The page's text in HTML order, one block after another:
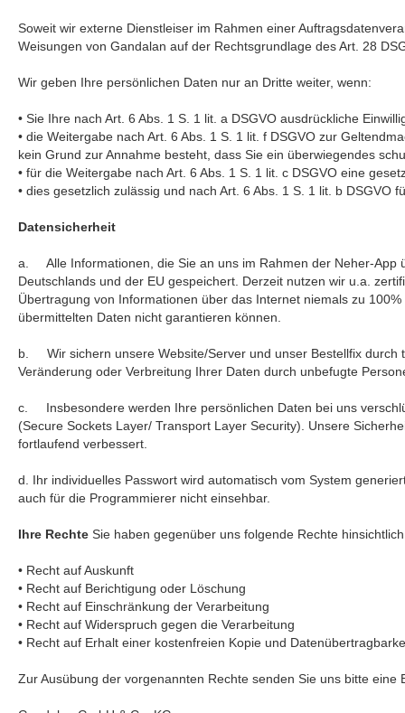
Soweit wir externe Dienstleiser im Rahmen einer
Weisungen von Gandalan auf der Rechtsgrundlage des Art. 28
Wir geben Ihre persönlichen Daten nur an Dritte weiter, wenn:
• Sie Ihre nach Art. 6 Abs. 1 S. 1 lit. a DSGVO ausdrückliche
• die Weitergabe nach Art. 6 Abs. 1 S. 1 lit. f DSGVO zur
kein Grund zur Annahme besteht, dass Sie ein überwiegendes
• für die Weitergabe nach Art. 6 Abs. 1 S. 1 lit. c DSGVO eine
• dies gesetzlich zulässig und nach Art. 6 Abs. 1 S. 1 lit. b
Datensicherheit
a. Alle Informationen, die Sie an uns im Rahmen der Neher-App
Deutschlands und der EU gespeichert. Derzeit nutzen wir u.a.
Übertragung von Informationen über das Internet niemals zu
übermittelten Daten nicht garantieren können.
b. Wir sichern unsere Website/Server und unser Bestellfix durch
Veränderung oder Verbreitung Ihrer Daten durch unbefugte
c. Insbesondere werden Ihre persönlichen Daten bei uns
(Secure Sockets Layer/ Transport Layer Security). Unsere
fortlaufend verbessert.
d. Ihr individuelles Passwort wird automatisch vom System
auch für die Programmierer nicht einsehbar.
Ihre Rechte Sie haben gegenüber uns folgende Rechte
• Recht auf Auskunft
• Recht auf Berichtigung oder Löschung
• Recht auf Einschränkung der Verarbeitung
• Recht auf Widerspruch gegen die Verarbeitung
• Recht auf Erhalt einer kostenfreien Kopie und
Zur Ausübung der vorgenannten Rechte senden Sie uns bitte